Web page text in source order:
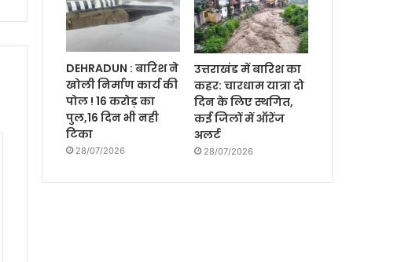
DEHRADUN : बारिश ने
खोली निर्माण कार्य की
पोल ! 16 करोड़ का
पुल,16 दिन भी नही
टिका
28/07/2026
उत्तराखंड में बारिश का
कहर: चारधाम यात्रा दो
दिन के लिए स्थगित,
कई जिलों में ऑरेंज
अलर्ट
28/07/2026